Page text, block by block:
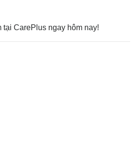
CarePlus ngay hôm nay!